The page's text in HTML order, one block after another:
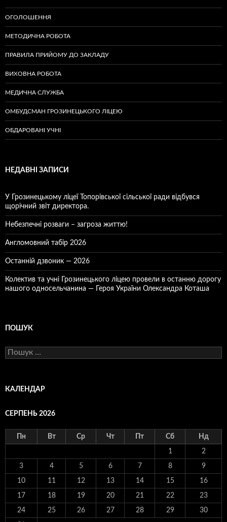
ОГОЛОШЕННЯ
МЕТОДИЧНА РОБОТА
ПРАВИЛА ПРИЙОМУ ДО ЗАКЛАДУ
ВИХОВНА РОБОТА
МЕДИЧНА СЛУЖБА
ОМБУДСМАН ГРОЗИНЕЦЬКОГО ЛІЦЕЮ
ОБДАРОВАНІ УЧНІ
НЕДАВНІ ЗАПИСИ
У Грозинецькому ліцеї Топорівської сільської ради відбувся
щорічний звіт директора.
Небезпечні розваги – загроза життю!
Англомовний табір 2026
Останній дзвоник — 2026
Колектив та учні Грозинецького ліцею провели в останню дорогу
нашого односельчанина — Героя України Олександра Коташа
ПОШУК
Пошук:
КАЛЕНДАР
СЕРПЕНЬ 2026
Пн Вт Ср Чт Пт Сб Нд
1 2
3 4 5 6 7 8 9
10 11 12 13 14 15 16
17 18 19 20 21 22 23
24 25 26 27 28 29 30